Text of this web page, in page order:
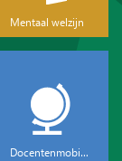
Mentaal welzijn
Docentenmobiliteit